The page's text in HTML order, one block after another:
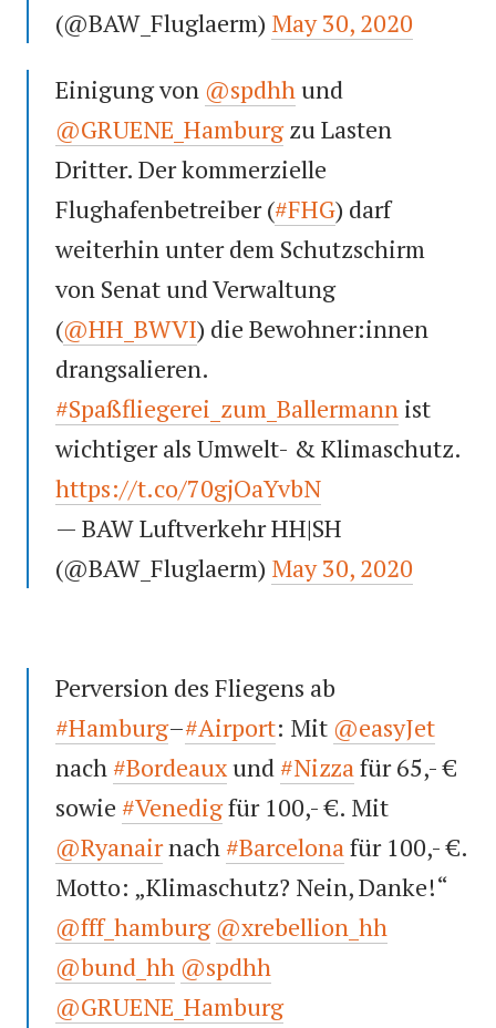
(@BAW_Fluglaerm) May 30, 2020
Einigung von @spdhh und
@GRUENE_Hamburgzu Lasten
Dritter. Der kommerzielle
Flughafenbetreiber (#FHG) darf
weiterhin unter dem Schutzschirm
von Senat und Verwaltung
(@HH_BWVI) die Bewohner:innen
drangsalieren.
#Spaßfliegerei_zum_Ballermann ist
wichtiger als Umwelt- & Klimaschutz.
https://t.co/70gjOaYvbN
— BAW Luftverkehr HH|SH
(@BAW_Fluglaerm) May 30, 2020
Perversion des Fliegens ab
#Hamburg–#Airport: Mit @easyJet
nach #Bordeauxund #Nizza für 65,- €
sowie #Venedigfür 100,- €. Mit
@Ryanairnach #Barcelona für 100,- €.
Motto: „Klimaschutz? Nein, Danke!“
@fff_hamburg @xrebellion_hh
@bund_hh @spdhh
@GRUENE_Hamburg